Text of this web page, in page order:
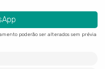
poderão ser alterados sem prévia